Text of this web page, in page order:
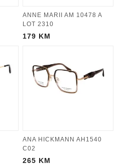
ANNE MARII AM 10478 A
LOT 2310
179 KM
ANA HICKMANN AH1540
C02
265 KM